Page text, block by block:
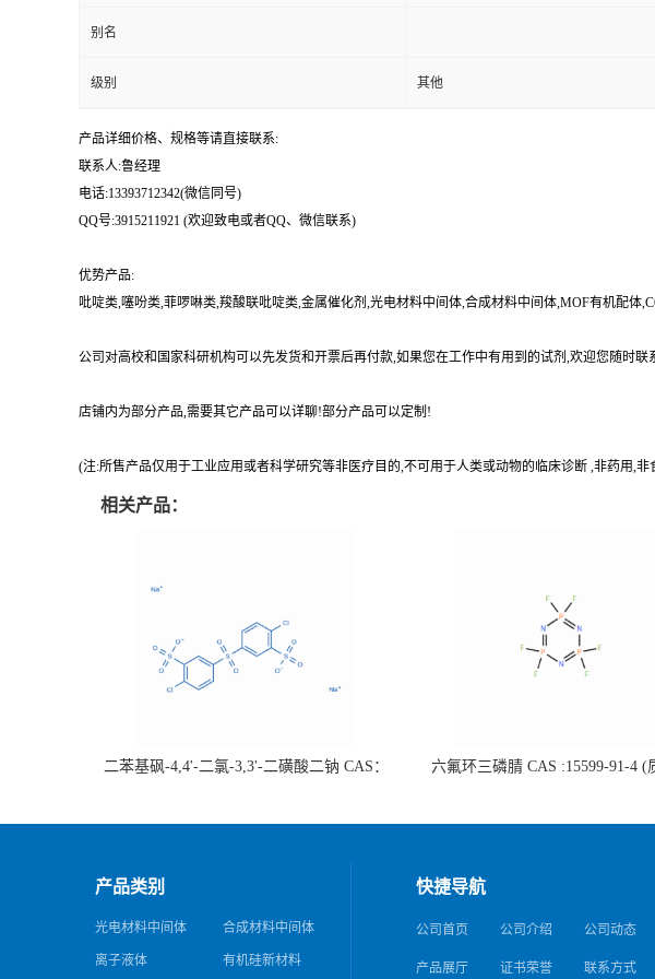
别名
级别 其他
产品详细价格、规格等请直接联系:
联系人:鲁经理
电话:13393712342(微信同号)
QQ号:3915211921 (欢迎致电或者QQ、微信联系)
优势产品:
吡啶类,噻吩类,菲啰啉类,羧酸联吡啶类,金属催化剂,光电材料中间体,合成材料中间体,MOF有机配
公司对高校和国家科研机构可以先发货和开票后再付款,如果您在工作中有用到的试剂,欢迎您随时
店铺内为部分产品,需要其它产品可以详聊!部分产品可以定制!
(注:所售产品仅用于工业应用或者科学研究等非医疗目的,不可用于人类或动物的临床诊断 ,非药用,非
相关产品：
二苯基砜-4,4'-二氯-3,3'-二磺酸二钠 CAS：
六氟环三磷腈 CAS :15599-91-4 (
产品类别
光电材料中间体 合成材料中间体
离子液体 有机硅新材料
快捷导航
公司首页 公司介绍 公司动态
产品展厅 证书荣誉 联系方式